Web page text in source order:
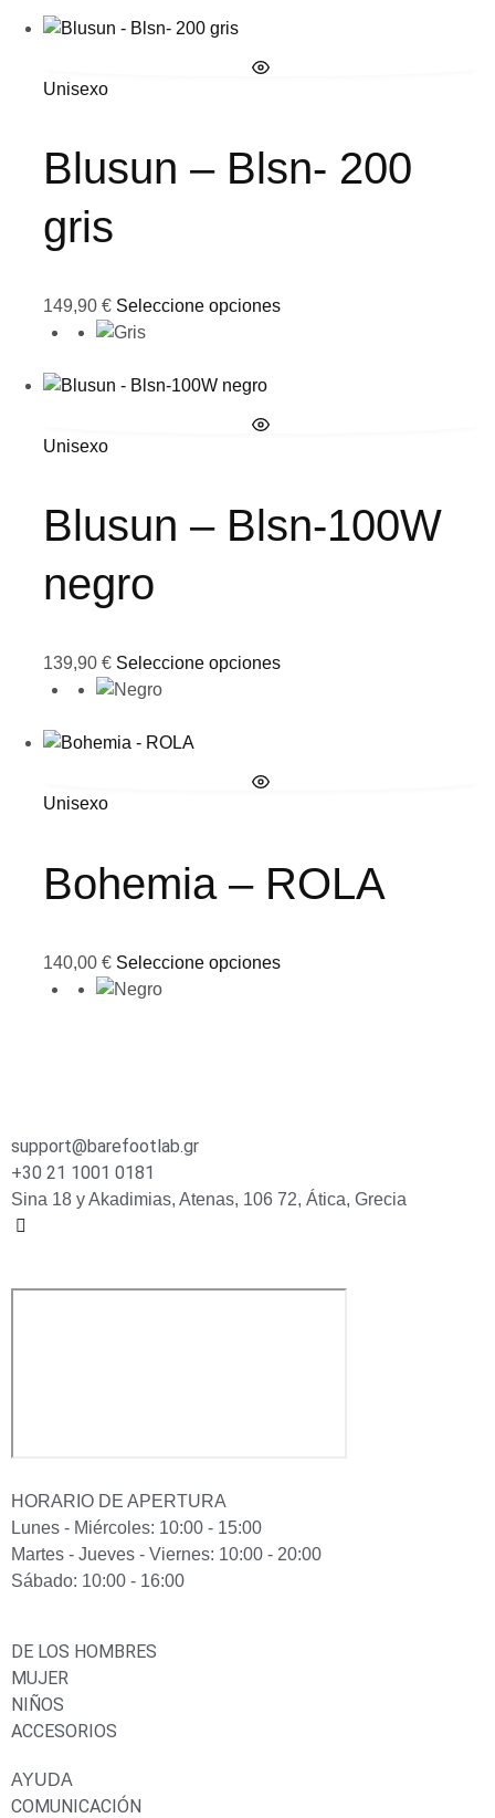
Unisexo
Blusun – Blsn- 200
gris
149,90 € Seleccione opciones
Unisexo
Blusun – Blsn-100W
negro
139,90 € Seleccione opciones
Unisexo
Bohemia – ROLA
140,00 € Seleccione opciones
support@barefootlab.gr
+30 21 1001 0181
Sina 18 y Akadimias, Atenas, 106 72, Ática, Grecia
HORARIO DE APERTURA
Lunes - Miércoles: 10:00 - 15:00
Martes - Jueves - Viernes: 10:00 - 20:00
Sábado: 10:00 - 16:00
DE LOS HOMBRES
MUJER
NIÑOS
ACCESORIOS
AYUDA
COMUNICACIÓN